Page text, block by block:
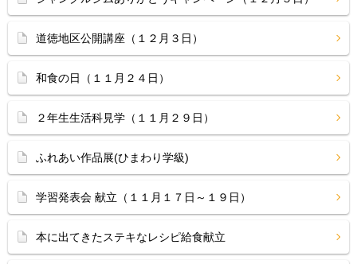
道徳地区公開講座（１２月３日）
和食の日（１１月２４日）
２年生生活科見学（１１月２９日）
ふれあい作品展(ひまわり学級)
学習発表会 献立（１１月１７日～１９日）
本に出てきたステキなレシピ給食献立